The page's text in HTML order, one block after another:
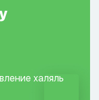
халяль